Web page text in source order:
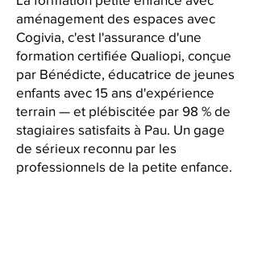
aménagement des espaces avec
Cogivia, c'est l'assurance d'une
formation certifiée Qualiopi, conçue
par Bénédicte, éducatrice de jeunes
enfants avec 15 ans d'expérience
terrain — et plébiscitée par 98 % de
stagiaires satisfaits à Pau. Un gage
de sérieux reconnu par les
professionnels de la petite enfance.